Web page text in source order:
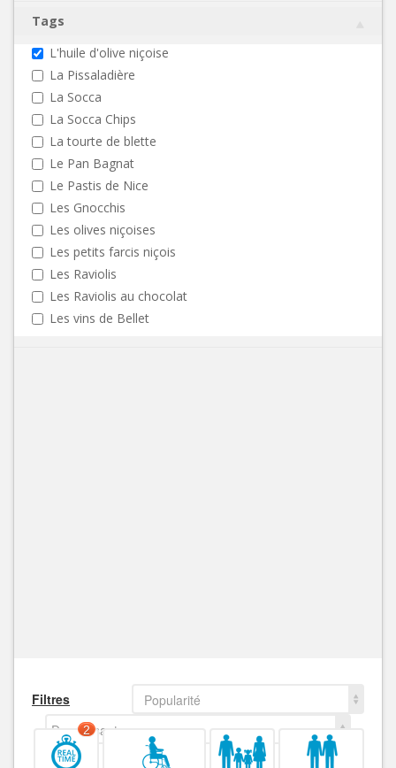
Tags
L'huile d'olive niçoise
La Pissaladière
La Socca
La Socca Chips
La tourte de blette
Le Pan Bagnat
Le Pastis de Nice
Les Gnocchis
Les olives niçoises
Les petits farcis niçois
Les Raviolis
Les Raviolis au chocolat
Les vins de Bellet
Filtres
Popularité
Decroissant
2